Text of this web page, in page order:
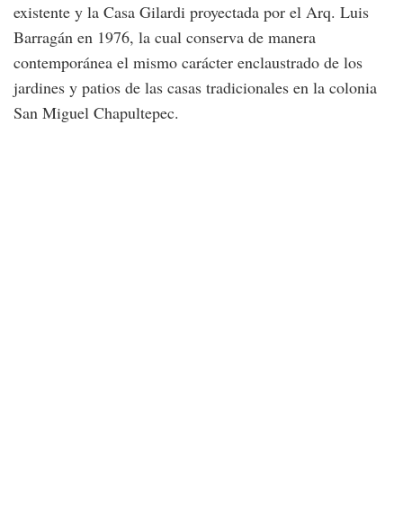
existente y la Casa Gilardi proyectada por el Arq. Luis
Barragán en 1976, la cual conserva de manera
contemporánea el mismo carácter enclaustrado de los
jardines y patios de las casas tradicionales en la colonia
San Miguel Chapultepec.